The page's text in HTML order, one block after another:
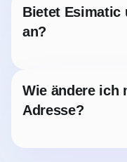
Bietet Esimatic
an?
Wie ändere ich
Adresse?